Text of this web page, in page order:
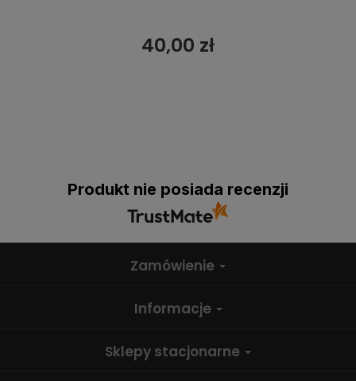
40,00 zł
Produkt nie posiada recenzji
Zamówienie
Informacje
Sklepy stacjonarne